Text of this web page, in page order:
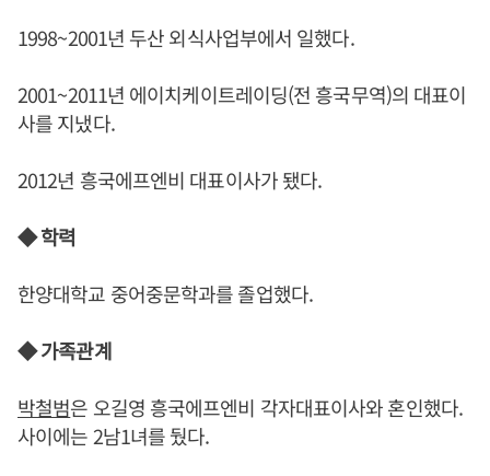
1998~2001년 두산 외식사업부에서 일했다.
2001~2011년 에이치케이트레이딩(전 흥국무역)의 대표이
사를 지냈다.
2012년 흥국에프엔비 대표이사가 됐다.
◆ 학력
한양대학교 중어중문학과를 졸업했다.
◆ 가족관계
박철범은 오길영 흥국에프엔비 각자대표이사와 혼인했다.
사이에는 2남1녀를 뒀다.